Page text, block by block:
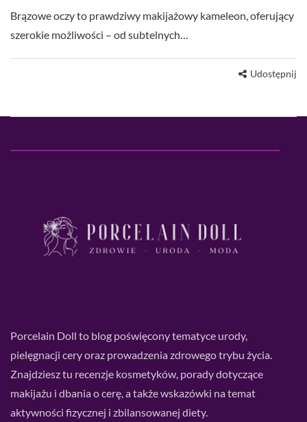
Brązowe oczy to prawdziwy makijażowy kameleon, oferujący
szerokie możliwości – od subtelnych…
Udostępnij
Porcelain Doll to blog poświęcony tematyce urody,
pielęgnacji cery oraz prowadzenia zdrowego trybu życia.
Znajdziesz tu recenzje kosmetyków, porady dotyczące
makijażu i dbania o cerę, a także wskazówki na temat
aktywności fizycznej i zbilansowanej diety.